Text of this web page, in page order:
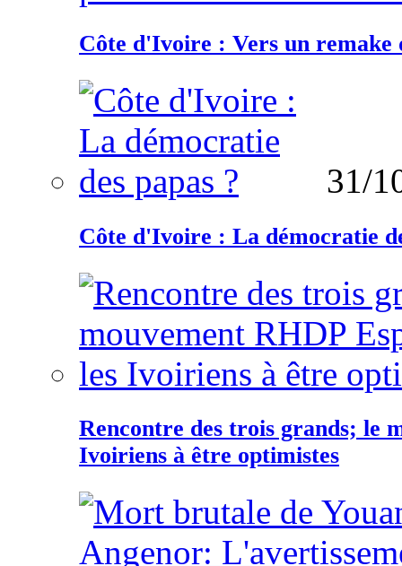
Côte d'Ivoire : Vers un remake
31/
Côte d'Ivoire : La démocratie
Rencontre des trois grands; le
Ivoiriens à être optimistes